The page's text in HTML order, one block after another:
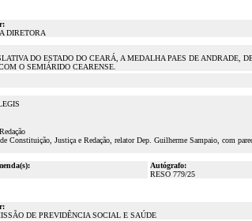
DIRETORA
DO ESTADO DO CEARÁ, A MEDALHA PAES DE ANDRADE,
O SEMIÁRIDO CEARENSE.
Constituição, Justiça e Redação, relator Dep. Guilherme Sampaio, com
Autógrafo:
RESO 779/25
DE PREVIDÊNCIA SOCIAL E SAÚDE